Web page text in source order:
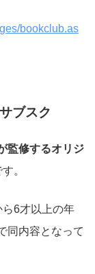
bookclub.as
ブスク
監修するオリジ
。
6才以上の年
同内容となって